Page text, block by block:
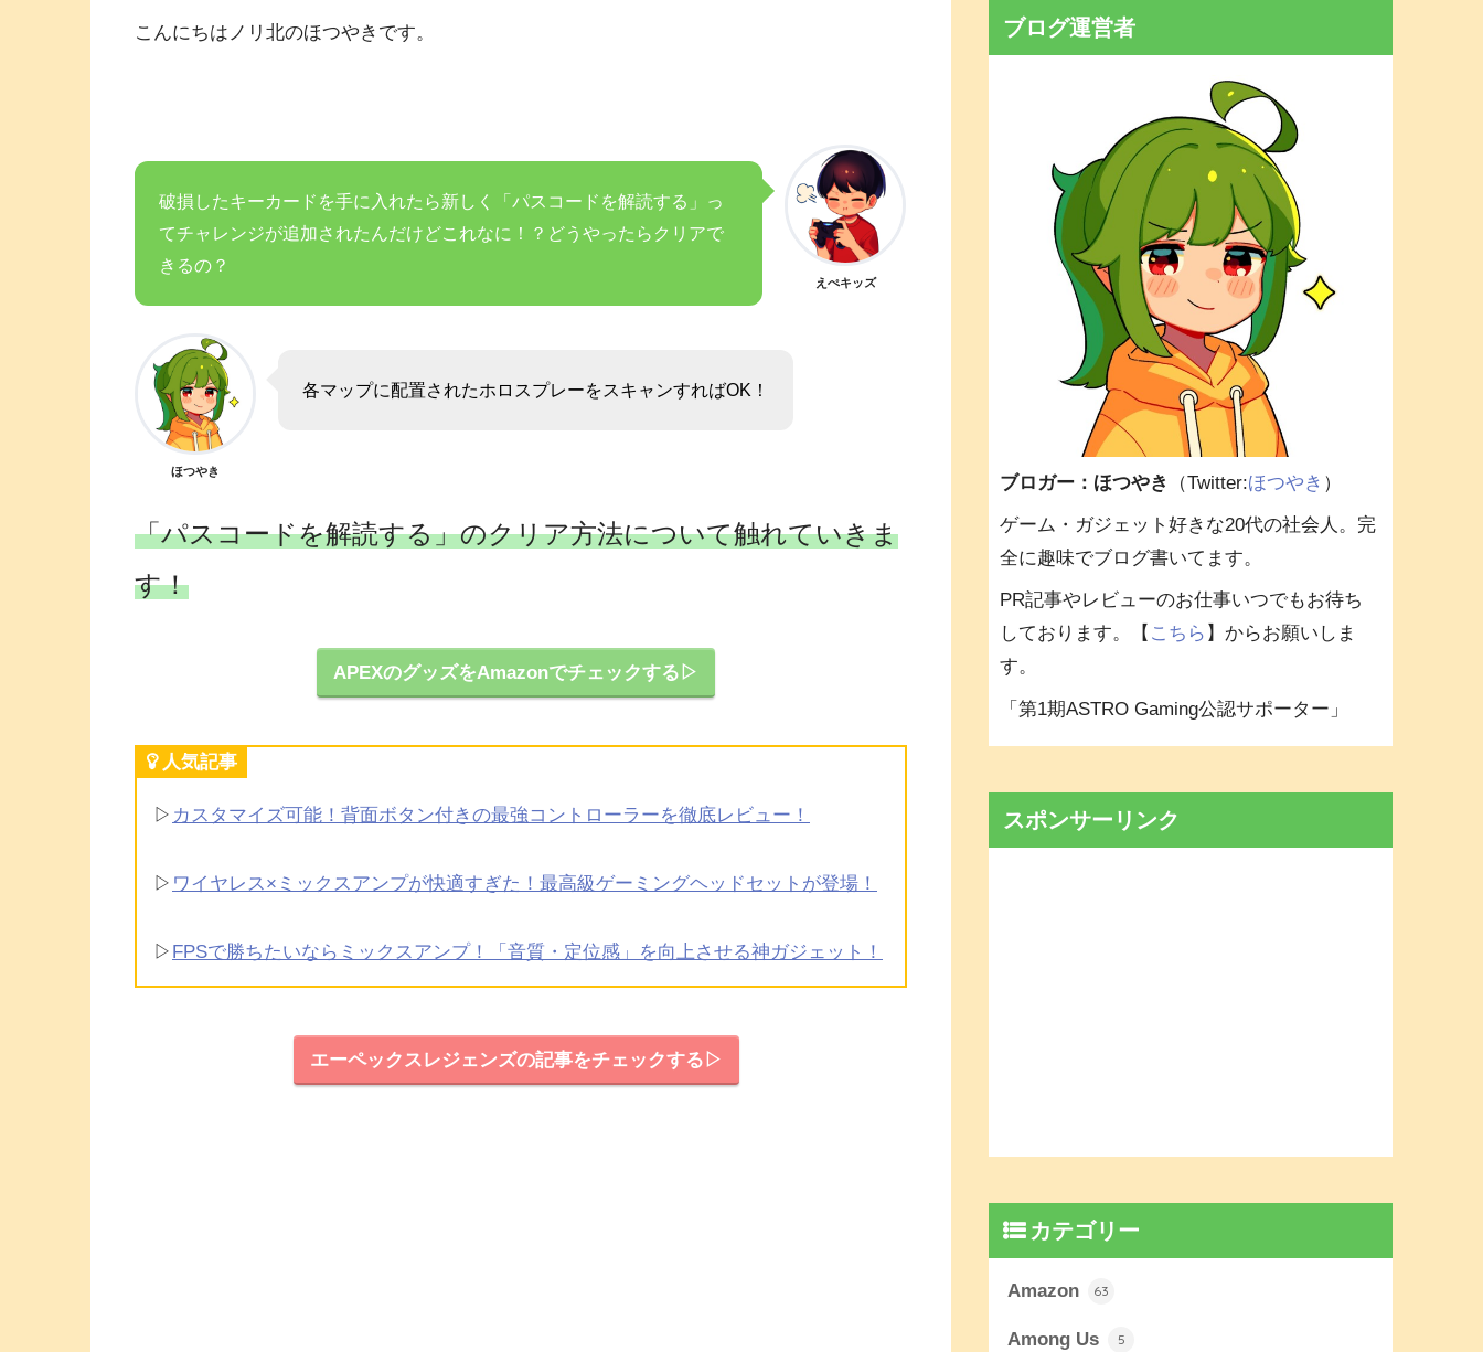
こんにちはノリ北のほつやきです。
破損したキーカードを手に入れたら新しく「パスコードを解読する」っ
てチャレンジが追加されたんだけどこれなに！？どうやったらクリアで
きるの？
えぺキッズ
ほつやき
各マップに配置されたホロスプレーをスキャンすればOK！
「パスコードを解読する」のクリア方法について触れていきま
す！
APEXのグッズをAmazonでチェックする▷
人気記事
▷ カスタマイズ可能！背面ボタン付きの最強コントローラーを徹底レビュー！
▷ ワイヤレス×ミックスアンプが快適すぎた！最高級ゲーミングヘッドセットが登場！
▷ FPSで勝ちたいならミックスアンプ！「音質・定位感」を向上させる神ガジェット！
エーペックスレジェンズの記事をチェックする▷
ブログ運営者
ブロガー：ほつやき （Twitter:ほつやき ）
ゲーム・ガジェット好きな20代の社会人。完
全に趣味でブログ書いてます。
PR記事やレビューのお仕事いつでもお待ち
しております。【 こちら 】からお願いしま
す。
「第1期ASTRO Gaming公認サポーター」
スポンサーリンク
カテゴリー
Amazon 63
Among Us 5